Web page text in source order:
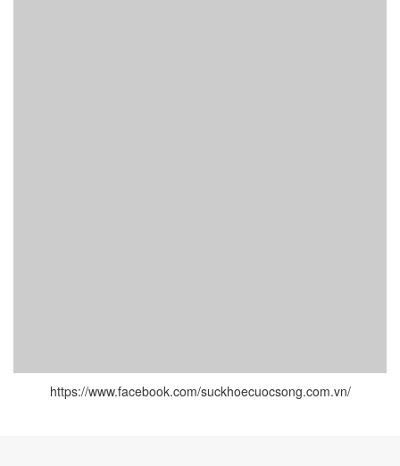
https://www.facebook.com/suckhoecuocsong.com.vn/